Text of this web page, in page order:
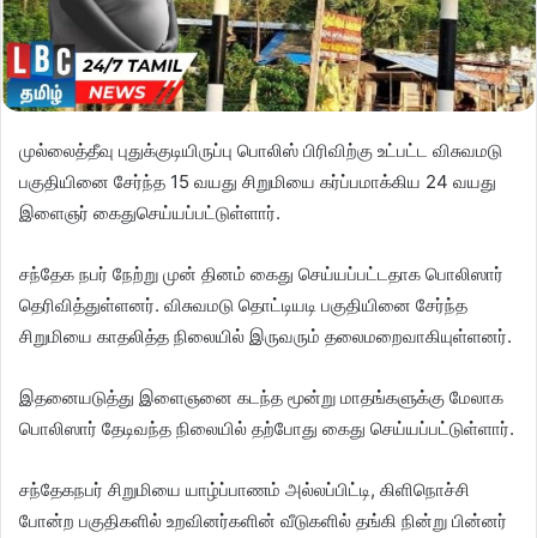
முல்லைத்தீவு புதுக்குடியிருப்பு பொலிஸ் பிரிவிற்கு உட்பட்ட விசுவமடு
பகுதியினை சேர்ந்த 15 வயது சிறுமியை கர்ப்பமாக்கிய 24 வயது
இளைஞர் கைதுசெய்யப்பட்டுள்ளார்.
சந்தேக நபர் நேற்று முன் தினம் கைது செய்யப்பட்டதாக பொலிஸார்
தெரிவித்துள்ளனர். விசுவமடு தொட்டியடி பகுதியினை சேர்ந்த
சிறுமியை காதலித்த நிலையில் இருவரும் தலைமறைவாகியுள்ளனர்.
இதனையடுத்து இளைஞனை கடந்த மூன்று மாதங்களுக்கு மேலாக
பொலிஸார் தேடிவந்த நிலையில் தற்போது கைது செய்யப்பட்டுள்ளார்.
சந்தேகநபர் சிறுமியை யாழ்ப்பாணம் அல்லப்பிட்டி, கிளிநொச்சி
போன்ற பகுதிகளில் உறவினர்களின் வீடுகளில் தங்கி நின்று பின்னர்